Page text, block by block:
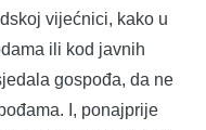
vijećnici, kako u
ili kod javnih
gospođa, da ne
I, ponajprije